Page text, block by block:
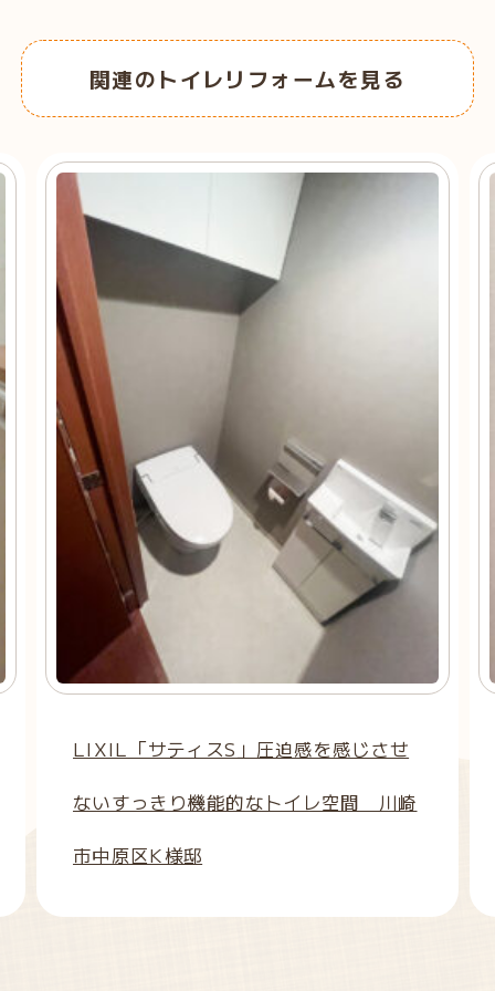
関連のトイレリフォームを見る
LIXIL「サティスS」圧迫感を感じさせ
ないすっきり機能的なトイレ空間 川崎
市中原区K様邸